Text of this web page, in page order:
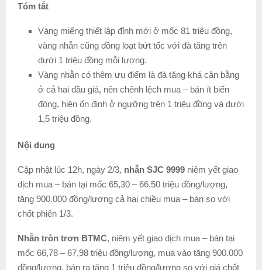
Tóm tắt
Vàng miếng thiết lập đỉnh mới ở mốc 81 triệu đồng,
vàng nhẫn cũng đồng loạt bứt tốc với đà tăng trên
dưới 1 triệu đồng mỗi lượng.
Vàng nhẫn có thêm ưu điểm là đà tăng khá cân bằng
ở cả hai đầu giá, nên chênh lệch mua – bán ít biến
động, hiện ổn định ở ngưỡng trên 1 triệu đồng và dưới
1,5 triệu đồng.
Nội dung
Cập nhật lúc 12h, ngày 2/3, nhẫn SJC 9999 niêm yết giao
dịch mua – bán tại mốc 65,30 – 66,50 triệu đồng/lượng,
tăng 900.000 đồng/lượng cả hai chiều mua – bán so với
chốt phiên 1/3.
Nhẫn tròn trơn BTMC, niêm yết giao dịch mua – bán tại
mốc 66,78 – 67,98 triệu đồng/lượng, mua vào tăng 900.000
đồng/lượng, bán ra tăng 1 triệu đồng/lượng so với giá chốt